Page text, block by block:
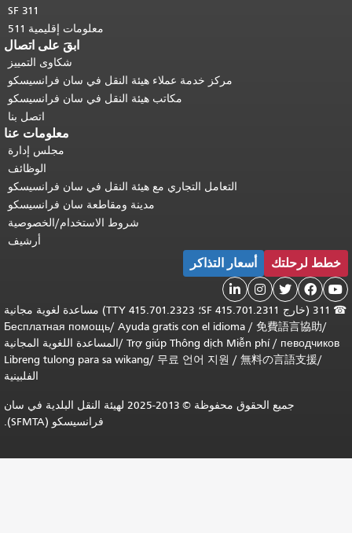
SF 311
معلومات إقليمية 511
ابقَ على اتصال
شكاوى التمييز
مركز خدمة عملاء هيئة النقل في سان فرانسيسكو
مكاتب هيئة النقل في سان فرانسيسكو
اتصل بنا
معلومات عنا
مجلس إدارة
الوظائف
التعامل التجاري مع هيئة النقل في سان فرانسيسكو
مدينة ومقاطعة سان فرانسيسكو
شروط الاستخدام/الخصوصية
أرشيف
خطط لرحلتك أسعار التذاكر





☎
311 (خارج SF 415.701.2311؛ TTY 415.701.2323) مساعدة لغوية مجانية
/
免費語言協助
/
Ayuda gratis con el idioma
/
Бесплатная помощь
певодчиков
/
Trợ giúp Thông dịch Miễn phí
/المساعدة اللغوية المجانية
/
無料の言語支援
/
무료 언어 지원
/
Libreng tulong para sa wikang
الفلبينية
جميع الحقوق محفوظة © 2013-2025 لهيئة النقل البلدية في سان
فرانسيسكو (SFMTA).